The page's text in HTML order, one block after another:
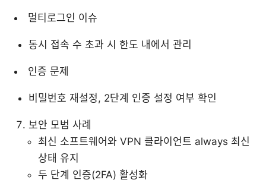
멀티로그인 이슈
동시 접속 수 초과 시 한도 내에서 관리
인증 문제
비밀번호 재설정, 2단계 인증 설정 여부 확인
보안 모범 사례
최신 소프트웨어와 VPN 클라이언트 always 최신
상태 유지
두 단계 인증(2FA) 활성화